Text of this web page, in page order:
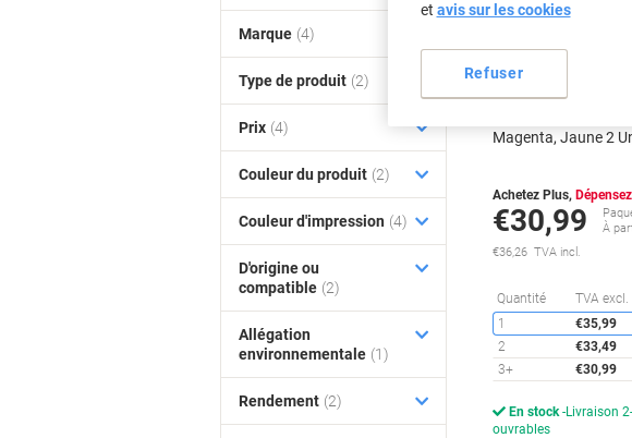
Cartouche jet
Magenta,
Achetez Plus,
€30,99
À
€36,26 TVA incl.
Quantité TVA excl.
1
€35,99
2
€33,49
3+
€30,99
En stock Livraison
ouvrables
Marque (4)
Type de produit (2)
Prix (4)
Couleur du produit (2)
Couleur d'impression (4)
D'origine ou
compatible (2)
Allégation
environnementale (1)
Rendement (2)
et avis sur les cookies
Refuser